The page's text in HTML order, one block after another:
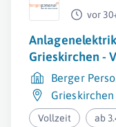
vor
Grieskirchen -
Berger
Grieskirchen
Vollzeit ab